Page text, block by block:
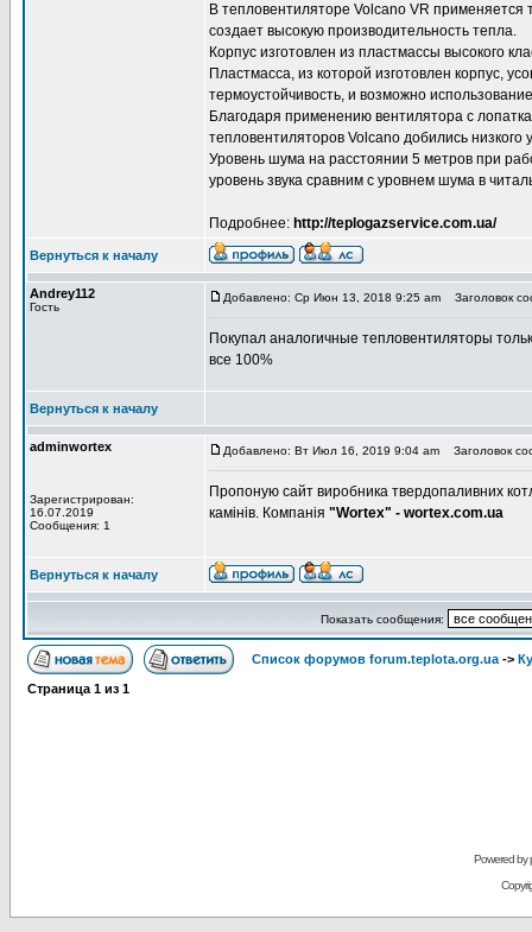
В тепловентиляторе Volcano VR
создает высокую производительность тепла.
Корпус изготовлен из пластмассы высокого
Пластмасса, из которой изготовлен корпус,
термоустойчивость, и возможно
Благодаря применению вентилятора с
тепловентиляторов Volcano добились
Уровень шума на расстоянии 5 метров при
уровень звука сравним с уровнем шума в
Подробнее: http://teplogazservice.com.ua/
Вернуться к началу
Andrey112
Гость
Добавлено: Ср Июн 13, 2018 9:25 am Заголовок
Покупал аналогичные тепловентиляторы
все 100%
Вернуться к началу
adminwortex
Зарегистрирован:
16.07.2019
Сообщения: 1
Добавлено: Вт Июл 16, 2019 9:04 am Заголовок
Пропоную сайт виробника твердопаливних
камінів. Компанія "Wortex" - wortex.com.ua
Вернуться к началу
Показать сообщения:
Список форумов forum.teplota.org.ua ->
Страница 1 из 1
Powered by